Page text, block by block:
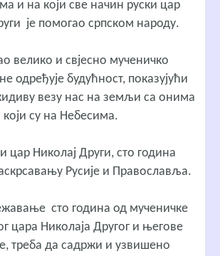
и на који све начин руски цар
је помогао српском народу.
велико и свјесно мученичко
одређује будућност, показујући
везу нас на земљи са онима
који су на Небесима.
цар Николај Други, сто година
Русије и Православља.
сто година од мученичке
цара Николаја Другог и његове
треба да садржи и узвишено